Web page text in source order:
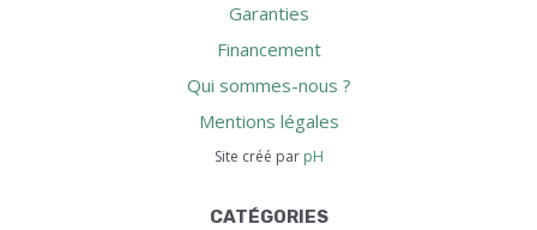
Garanties
Financement
Qui sommes-nous ?
Mentions légales
Site créé par pH
CATÉGORIES